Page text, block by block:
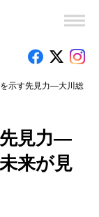
示す先見力—大川総
先見力—
来が見